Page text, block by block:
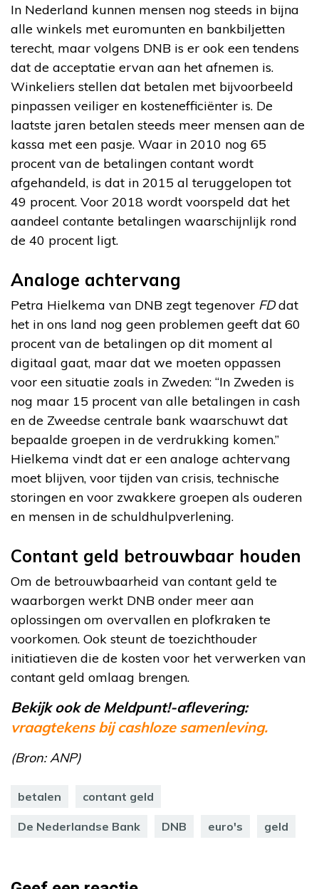
In Nederland kunnen mensen nog steeds in bijna
alle winkels met euromunten en bankbiljetten
terecht, maar volgens DNB is er ook een tendens
dat de acceptatie ervan aan het afnemen is.
Winkeliers stellen dat betalen met bijvoorbeeld
pinpassen veiliger en kostenefficiënter is. De
laatste jaren betalen steeds meer mensen aan de
kassa met een pasje. Waar in 2010 nog 65
procent van de betalingen contant wordt
afgehandeld, is dat in 2015 al teruggelopen tot
49 procent. Voor 2018 wordt voorspeld dat het
aandeel contante betalingen waarschijnlijk rond
de 40 procent ligt.
Analoge achtervang
Petra Hielkema van DNB zegt tegenover FDdat
het in ons land nog geen problemen geeft dat 60
procent van de betalingen op dit moment al
digitaal gaat, maar dat we moeten oppassen
voor een situatie zoals in Zweden: “In Zweden is
nog maar 15 procent van alle betalingen in cash
en de Zweedse centrale bank waarschuwt dat
bepaalde groepen in de verdrukking komen.”
Hielkema vindt dat er een analoge achtervang
moet blijven, voor tijden van crisis, technische
storingen en voor zwakkere groepen als ouderen
en mensen in de schuldhulpverlening.
Contant geld betrouwbaar houden
Om de betrouwbaarheid van contant geld te
waarborgen werkt DNB onder meer aan
oplossingen om overvallen en plofkraken te
voorkomen. Ook steunt de toezichthouder
initiatieven die de kosten voor het verwerken van
contant geld omlaag brengen.
Bekijk ook de Meldpunt!-aflevering:
vraagtekens bij cashloze samenleving.
(Bron: ANP)
betalen contant geld
De Nederlandse Bank DNB euro's geld